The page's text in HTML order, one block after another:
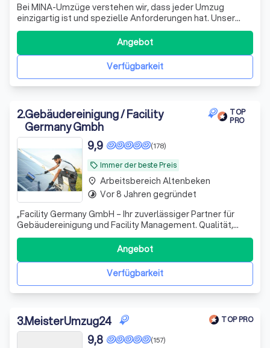
Bei MINA-Umzüge verstehen wir, dass jeder Umzug
einzigartig ist und spezielle Anforderungen hat. Unser
engagiertes Team aus professionellen Umzugsexperten
steht bereit, um Ihnen einen reibungslosen und
stressfreien Umzug zu garantieren. Wir bieten eine breite
Palette von Umzugsdienstleistungen an, d
Verfügbarkeit
Angebot
2.Gebäudereinigung / Facility
Germany Gmbh
TOP
PRO
local_offer Immer der beste Preis
(178)
9,9
„Facility Germany GmbH – Ihr zuverlässiger Partner für
Gebäudereinigung und Facility Management. Qualität,
Flexibilität und maßgeschneiderte Lösungen für Ihre
Verfügbarkeit
Angebot
place Arbeitsbereich Altenbeken
timelapse Vor 8 Jahren gegründet
3.MeisterUmzug24 TOP PRO
(157)
9,8